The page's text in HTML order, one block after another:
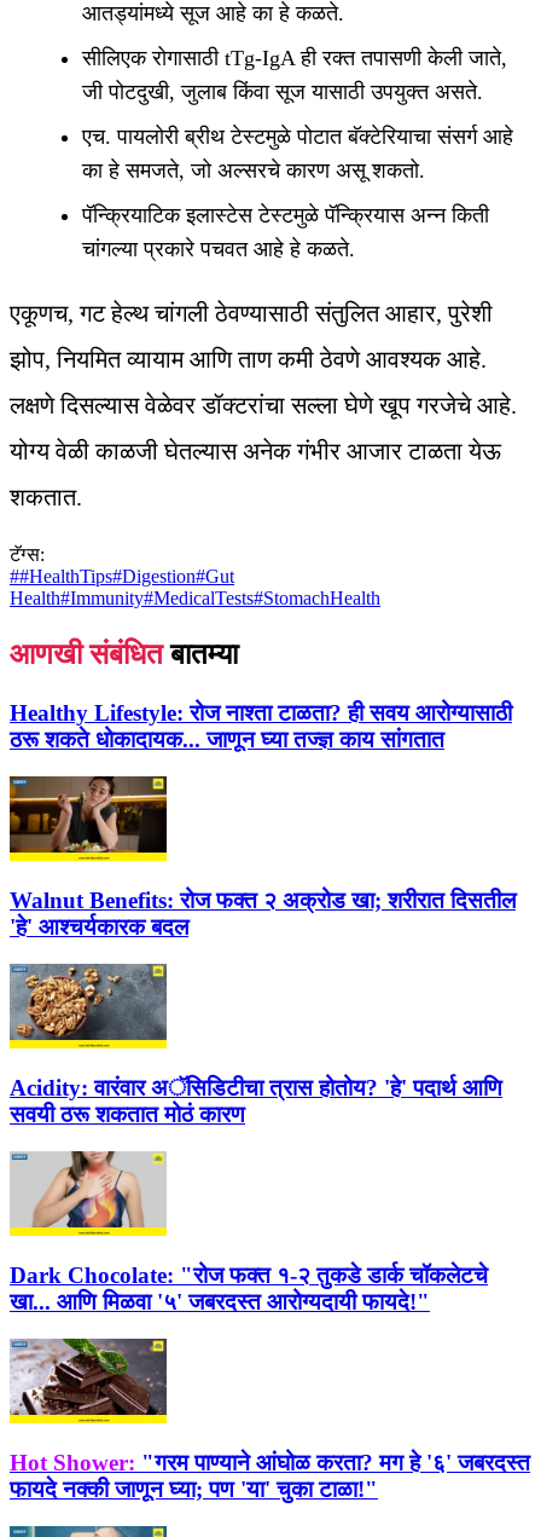
आतड्यांमध्ये सूज आहे का हे कळते.
सीलिएक रोगासाठी tTg-IgA ही रक्त तपासणी केली जाते,
जी पोटदुखी, जुलाब किंवा सूज यासाठी उपयुक्त असते.
एच. पायलोरी ब्रीथ टेस्टमुळे पोटात बॅक्टेरियाचा संसर्ग आहे
का हे समजते, जो अल्सरचे कारण असू शकतो.
पॅन्क्रियाटिक इलास्टेस टेस्टमुळे पॅन्क्रियास अन्न किती
चांगल्या प्रकारे पचवत आहे हे कळते.
एकूणच, गट हेल्थ चांगली ठेवण्यासाठी संतुलित आहार, पुरेशी
झोप, नियमित व्यायाम आणि ताण कमी ठेवणे आवश्यक आहे.
लक्षणे दिसल्यास वेळेवर डॉक्टरांचा सल्ला घेणे खूप गरजेचे आहे.
योग्य वेळी काळजी घेतल्यास अनेक गंभीर आजार टाळता येऊ
शकतात.
टॅग्स:
##HealthTips#Digestion#Gut
Health#Immunity#MedicalTests#StomachHealth
आणखी संबंधित बातम्या
Healthy Lifestyle: रोज नाश्ता टाळता? ही सवय आरोग्यासाठी
ठरू शकते धोकादायक... जाणून घ्या तज्ज्ञ काय सांगतात
Walnut Benefits: रोज फक्त २ अक्रोड खा; शरीरात दिसतील
'हे' आश्चर्यकारक बदल
Acidity: वारंवार अॅसिडिटीचा त्रास होतोय? 'हे' पदार्थ आणि
सवयी ठरू शकतात मोठं कारण
Dark Chocolate: "रोज फक्त १-२ तुकडे डार्क चॉकलेटचे
खा... आणि मिळवा '५' जबरदस्त आरोग्यदायी फायदे!"
Hot Shower: "गरम पाण्याने आंघोळ करता? मग हे '६' जबरदस्त
फायदे नक्की जाणून घ्या; पण 'या' चुका टाळा!"